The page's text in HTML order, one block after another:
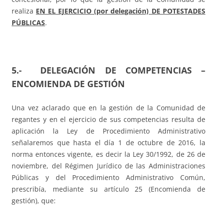
realiza EN EL EJERCICIO (por delegación) DE POTESTADES
PÚBLICAS.
5.- DELEGACIÓN DE COMPETENCIAS –
ENCOMIENDA DE GESTIÓN
Una vez aclarado que en la gestión de la Comunidad de
regantes y en el ejercicio de sus competencias resulta de
aplicación la Ley de Procedimiento Administrativo
señalaremos que hasta el día 1 de octubre de 2016, la
norma entonces vigente, es decir la Ley 30/1992, de 26 de
noviembre, del Régimen Jurídico de las Administraciones
Públicas y del Procedimiento Administrativo Común,
prescribía, mediante su artículo 25 (Encomienda de
gestión), que: